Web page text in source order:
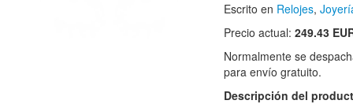
Escrito en Relojes,
Precio actual: 249.43
Normalmente se
para envío gratuito.
Descripción del